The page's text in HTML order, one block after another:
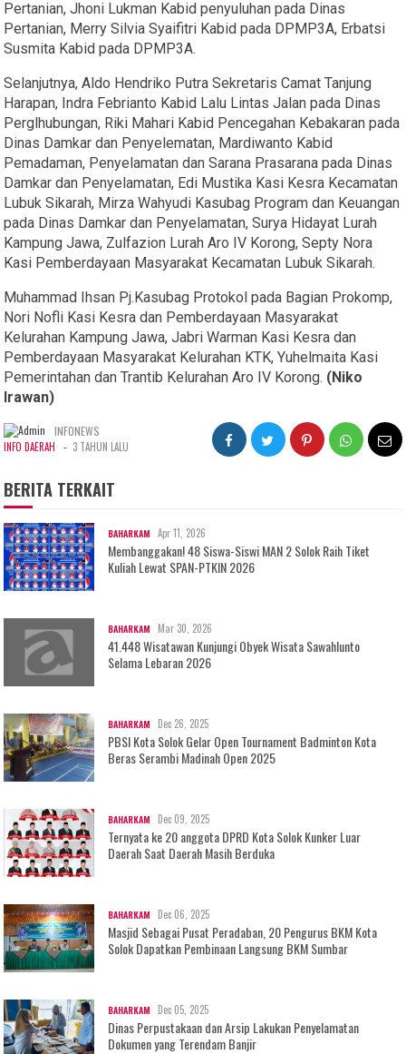
Pertanian, Jhoni Lukman Kabid penyuluhan pada Dinas
Pertanian, Merry Silvia Syaifitri Kabid pada DPMP3A, Erbatsi
Susmita Kabid pada DPMP3A.
Selanjutnya, Aldo Hendriko Putra Sekretaris Camat Tanjung
Harapan, Indra Febrianto Kabid Lalu Lintas Jalan pada Dinas
Perglhubungan, Riki Mahari Kabid Pencegahan Kebakaran pada
Dinas Damkar dan Penyelematan, Mardiwanto Kabid
Pemadaman, Penyelamatan dan Sarana Prasarana pada Dinas
Damkar dan Penyelamatan, Edi Mustika Kasi Kesra Kecamatan
Lubuk Sikarah, Mirza Wahyudi Kasubag Program dan Keuangan
pada Dinas Damkar dan Penyelamatan, Surya Hidayat Lurah
Kampung Jawa, Zulfazion Lurah Aro IV Korong, Septy Nora
Kasi Pemberdayaan Masyarakat Kecamatan Lubuk Sikarah.
Muhammad Ihsan Pj.Kasubag Protokol pada Bagian Prokomp,
Nori Nofli Kasi Kesra dan Pemberdayaan Masyarakat
Kelurahan Kampung Jawa, Jabri Warman Kasi Kesra dan
Pemberdayaan Masyarakat Kelurahan KTK, Yuhelmaita Kasi
Pemerintahan dan Trantib Kelurahan Aro IV Korong. (Niko
Irawan)
INFONEWS
INFO DAERAH - 3 TAHUN LALU
BERITA TERKAIT
BAHARKAM Apr 11, 2026
Membanggakan! 48 Siswa-Siswi MAN 2 Solok Raih Tiket
Kuliah Lewat SPAN-PTKIN 2026
BAHARKAM Mar 30, 2026
41.448 Wisatawan Kunjungi Obyek Wisata Sawahlunto
Selama Lebaran 2026
BAHARKAM Dec 26, 2025
PBSI Kota Solok Gelar Open Tournament Badminton Kota
Beras Serambi Madinah Open 2025
BAHARKAM Dec 09, 2025
Ternyata ke 20 anggota DPRD Kota Solok Kunker Luar
Daerah Saat Daerah Masih Berduka
BAHARKAM Dec 06, 2025
Masjid Sebagai Pusat Peradaban, 20 Pengurus BKM Kota
Solok Dapatkan Pembinaan Langsung BKM Sumbar
BAHARKAM Dec 05, 2025
Dinas Perpustakaan dan Arsip Lakukan Penyelamatan
Dokumen yang Terendam Banjir